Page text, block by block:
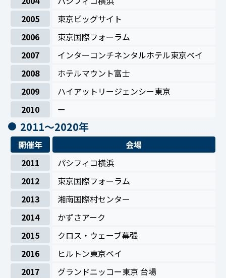
2005
東京ビッグサイト
2006
東京国際フォーラム
2007
インターコンチネンタルホテル東京ベイ
2008
ホテルマウント富士
2009
ハイアットリージェンシー東京
2010
ー
2011〜2020年
開催年
会場
2011
パシフィコ横浜
2012
東京国際フォーラム
2013
湘南国際村センター
2014
かずさアーク
2015
クロス・ウェーブ幕張
2016
ヒルトン東京ベイ
2017
グランドニッコー東京 台場